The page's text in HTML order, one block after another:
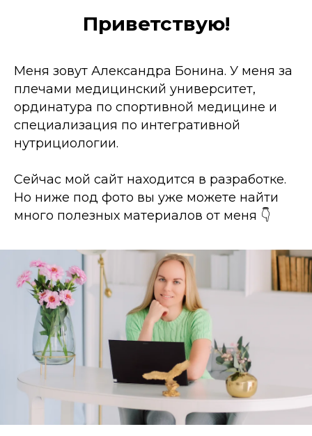
Приветствую!
Меня зовут Александра Бонина. У меня за
плечами медицинский университет,
ординатура по спортивной медицине и
специализация по интегративной
нутрициологии.
Сейчас мой сайт находится в разработке.
Но ниже под фото вы уже можете найти
много полезных материалов от меня 👇